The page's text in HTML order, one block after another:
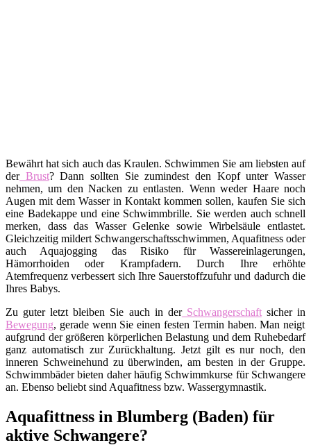
Bewährt hat sich auch das Kraulen. Schwimmen Sie am liebsten auf
derBrust? Dann sollten Sie zumindest den Kopf unter Wasser
nehmen, um den Nacken zu entlasten. Wenn weder Haare noch
Augen mit dem Wasser in Kontakt kommen sollen, kaufen Sie sich
eine Badekappe und eine Schwimmbrille. Sie werden auch schnell
merken, dass das Wasser Gelenke sowie Wirbelsäule entlastet.
Gleichzeitig mildert Schwangerschaftsschwimmen, Aquafitness oder
auch Aquajogging das Risiko für Wassereinlagerungen,
Hämorrhoiden oder Krampfadern. Durch Ihre erhöhte
Atemfrequenz verbessert sich Ihre Sauerstoffzufuhr und dadurch die
Ihres Babys.
Zu guter letzt bleiben Sie auch in derSchwangerschaftsicher in
Bewegung, gerade wenn Sie einen festen Termin haben. Man neigt
aufgrund der größeren körperlichen Belastung und dem Ruhebedarf
ganz automatisch zur Zurückhaltung. Jetzt gilt es nur noch, den
inneren Schweinehund zu überwinden, am besten in der Gruppe.
Schwimmbäder bieten daher häufig Schwimmkurse für Schwangere
an. Ebenso beliebt sind Aquafitness bzw. Wassergymnastik.
Aquafittness in Blumberg (Baden) für
aktive Schwangere?